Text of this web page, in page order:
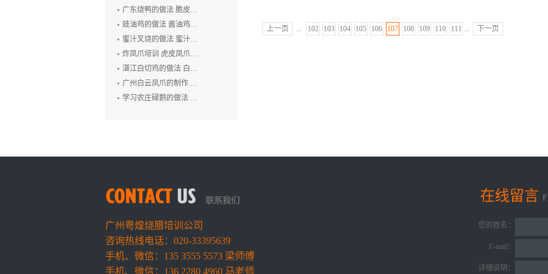
广东烧鸭的做法 脆皮烧鸭培训 广州烤鸭技术培训 烧腊培训
豉油鸡的做法 酱油鸡的制作方法 玫瑰露豉油鸡培训
蜜汁叉烧的做法 蜜汁叉烧的制作方法 叉烧肉培训 烧排骨培训
炸凤爪培训 虎皮凤爪的做法 豉汁凤爪的制作 鲍汁凤爪培训
湛江白切鸡的做法 白切鸡培训 廉江白斩鸡培训 粤式烧卤技术培训
广州白云凤爪的制作 白云猪手的做法 广式烧卤培训
学习农庄碌鹅的做法 禄鹅的制作方法 碌鹅培训
上一页 ... 102 103 104 105 106 107 108 109 110 111 ... 下一页
广州粤煌烧腊培训公司
咨询热线电话：020-33395639
手机、微信：135 3555 5573 梁师傅
手机、微信：136 2280 4960 马老师
您的姓名：
E-mail：
详细说明：
在线留言